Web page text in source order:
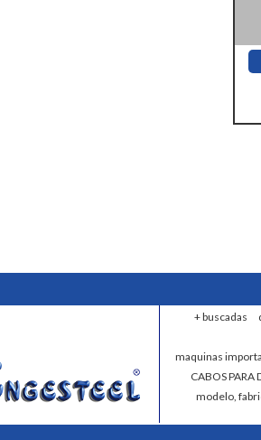
+ buscadas
maquinas
CABOS
modelo,